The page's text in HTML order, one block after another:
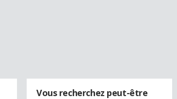
Vous recherchez peut-être